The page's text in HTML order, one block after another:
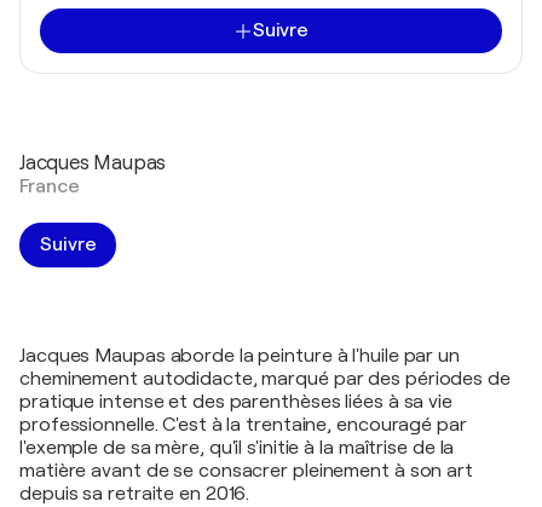
Suivre
Jacques Maupas
France
Suivre
Jacques Maupas aborde la peinture à l'huile par un
cheminement autodidacte, marqué par des périodes de
pratique intense et des parenthèses liées à sa vie
professionnelle. C'est à la trentaine, encouragé par
l'exemple de sa mère, qu'il s'initie à la maîtrise de la
matière avant de se consacrer pleinement à son art
depuis sa retraite en 2016.